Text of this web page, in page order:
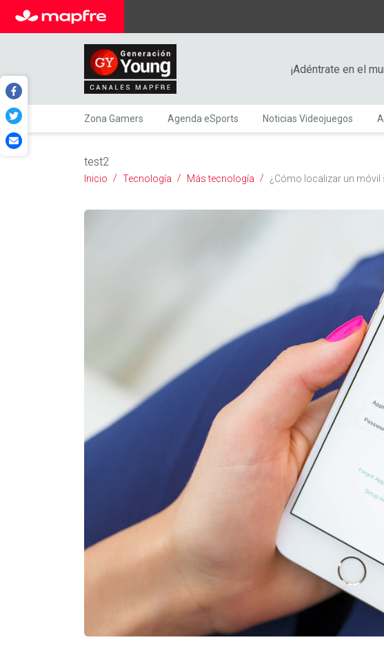
¡Adéntrate en el
Zona Gamers Agenda eSports Noticias Videojuegos
test2
Inicio Tecnología Más tecnología ¿Cómo localizar un móvil